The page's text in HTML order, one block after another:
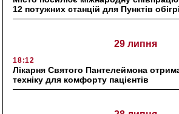
12 потужних станцій для Пунктів
29 липня
18:12
Лікарня Святого Пантелеймона
техніку для комфорту пацієнтів